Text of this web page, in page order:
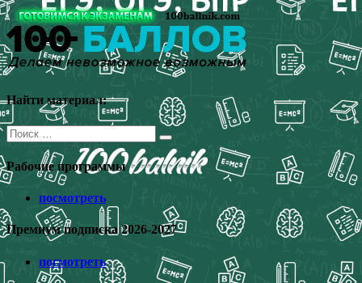
Перейти
к
содержимому
Найти материал:
Поиск
для:
Рабочие программы
посмотреть
Премиум подписка 2026-2027
посмотреть